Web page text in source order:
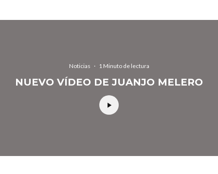
Noticias · 1 Minuto de lectura
NUEVO VÍDEO DE JUANJO MELERO